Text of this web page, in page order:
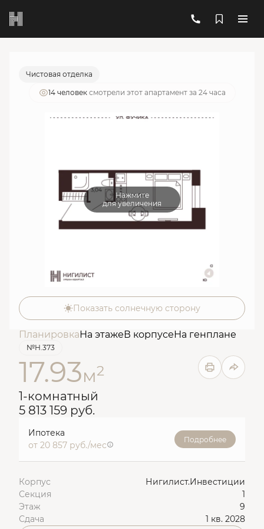
1-комнатный 5 813 159 руб.
Ипотека
Чистовая отделка
14 человек смотрели этот апартамент за 24 часа
Нажмите
для увеличения
Показать солнечную сторону
ПланировкаНа этажеВ корпусеНа генплане
№Н.373
17.93м2
1-комнатный
5 813 159 руб.
Ипотека
от 20 857 руб./мес
Подробнее
Корпус
Нигилист.Инвестиции
Секция
1
Этаж
9
Сдача
1 кв. 2028